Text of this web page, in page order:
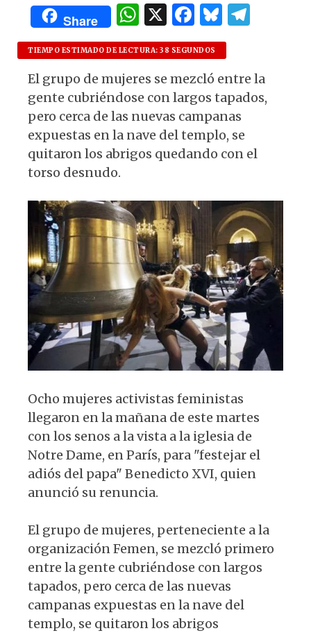
Share
W
h
at
s
A
p
p
X F
a
c
e
b
o
o
B
lu
es
k
y
g
ra
TIEMPO ESTIMADO DE LECTURA: 38 SEGUNDOS
El grupo de mujeres se mezcló entre la
gente cubriéndose con largos tapados,
pero cerca de las nuevas campanas
expuestas en la nave del templo, se
quitaron los abrigos quedando con el
torso desnudo.
Ocho mujeres activistas feministas
llegaron en la mañana de este martes
con los senos a la vista a la iglesia de
Notre Dame, en París, para "festejar el
adiós del papa" Benedicto XVI, quien
anunció su renuncia.
El grupo de mujeres, perteneciente a la
organización Femen, se mezcló primero
entre la gente cubriéndose con largos
tapados, pero cerca de las nuevas
campanas expuestas en la nave del
templo, se quitaron los abrigos